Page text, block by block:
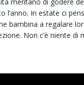
l’anno. In estate ci
bambina a regalare
Non c’è niente di
Se sei alla ricerca